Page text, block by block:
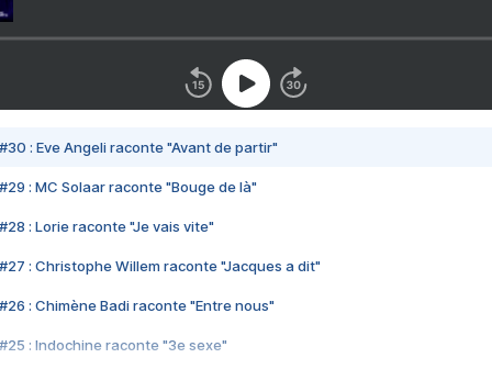
#30 : Eve Angeli raconte "Avant de partir"
#29 : MC Solaar raconte "Bouge de là"
#28 : Lorie raconte "Je vais vite"
#27 : Christophe Willem raconte "Jacques a dit"
#26 : Chimène Badi raconte "Entre nous"
#25 : Indochine raconte "3e sexe"